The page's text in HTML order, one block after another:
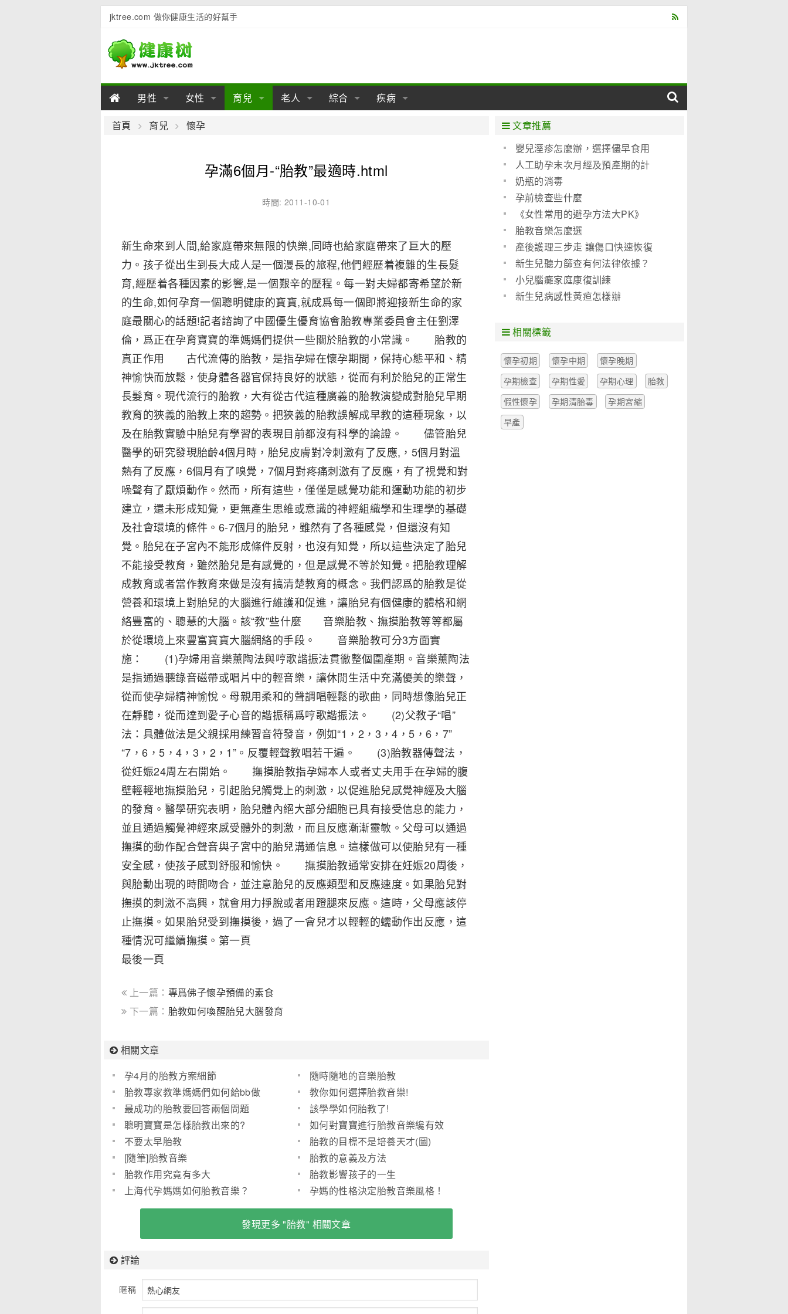
jktree.com 做你健康生活的好幫手
男性
男性陽痿
男性早泄
男性用品 男性疾病
女性
女性乳房
女性飲食
女性生理 女性疾病
育兒
幼兒期
學前期 母嬰用品
老人
老人用品
老人護理
綜合
亞健康
急救自救
疾病
肝病
泌尿科
肛腸科
心血管
內科
首頁 育兒 懷孕
孕滿6個月-“胎教”最適時.html
時間: 2011-10-01
新生命來到人間,給家庭帶來無限的快樂,同時也給家庭帶來了巨大的壓
力。孩子從出生到長大成人是一個漫長的旅程,他們經歷着複雜的生長髮
育,經歷着各種因素的影響,是一個艱辛的歷程。每一對夫婦都寄希望於新
的生命,如何孕育一個聰明健康的寶寶,就成爲每一個即將迎接新生命的家
庭最關心的話題!記者諮詢了中國優生優育協會胎教專業委員會主任劉澤
倫，爲正在孕育寶寶的準媽媽們提供一些關於胎教的小常識。 胎教的
真正作用 古代流傳的胎教，是指孕婦在懷孕期間，保持心態平和、精
神愉快而放鬆，使身體各器官保持良好的狀態，從而有利於胎兒的正常生
長髮育。現代流行的胎教，大有從古代這種廣義的胎教演變成對胎兒早期
教育的狹義的胎教上來的趨勢。把狹義的胎教誤解成早教的這種現象，以
及在胎教實驗中胎兒有學習的表現目前都沒有科學的論證。 儘管胎兒
醫學的研究發現胎齡4個月時，胎兒皮膚對冷刺激有了反應,，5個月對溫
熱有了反應，6個月有了嗅覺，7個月對疼痛刺激有了反應，有了視覺和對
噪聲有了厭煩動作。然而，所有這些，僅僅是感覺功能和運動功能的初步
建立，還未形成知覺，更無產生思維或意識的神經組織學和生理學的基礎
及社會環境的條件。6-7個月的胎兒，雖然有了各種感覺，但還沒有知
覺。胎兒在子宮內不能形成條件反射，也沒有知覺，所以這些決定了胎兒
不能接受教育，雖然胎兒是有感覺的，但是感覺不等於知覺。把胎教理解
成教育或者當作教育來做是沒有搞清楚教育的概念。我們認爲的胎教是從
營養和環境上對胎兒的大腦進行維護和促進，讓胎兒有個健康的體格和網
絡豐富的、聰慧的大腦。該“教”些什麼 音樂胎教、撫摸胎教等等都屬
於從環境上來豐富寶寶大腦網絡的手段。 音樂胎教可分3方面實
施： (1)孕婦用音樂薰陶法與哼歌諧振法貫徹整個圍產期。音樂薰陶法
是指通過聽錄音磁帶或唱片中的輕音樂，讓休閒生活中充滿優美的樂聲，
從而使孕婦精神愉悅。母親用柔和的聲調唱輕鬆的歌曲，同時想像胎兒正
在靜聽，從而達到愛子心音的諧振稱爲哼歌諧振法。 (2)父教子“唱”
法：具體做法是父親採用練習音符發音，例如“1，2，3，4，5，6，7”
“7，6，5，4，3，2，1”。反覆輕聲教唱若干遍。 (3)胎教器傳聲法，
從妊娠24周左右開始。 撫摸胎教指孕婦本人或者丈夫用手在孕婦的腹
壁輕輕地撫摸胎兒，引起胎兒觸覺上的刺激，以促進胎兒感覺神經及大腦
的發育。醫學研究表明，胎兒體內絕大部分細胞已具有接受信息的能力，
並且通過觸覺神經來感受體外的刺激，而且反應漸漸靈敏。父母可以通過
撫摸的動作配合聲音與子宮中的胎兒溝通信息。這樣做可以使胎兒有一種
安全感，使孩子感到舒服和愉快。 撫摸胎教通常安排在妊娠20周後，
與胎動出現的時間吻合，並注意胎兒的反應類型和反應速度。如果胎兒對
撫摸的刺激不高興，就會用力掙脫或者用蹬腿來反應。這時，父母應該停
止撫摸。如果胎兒受到撫摸後，過了一會兒才以輕輕的蠕動作出反應，這
種情況可繼續撫摸。第一頁
最後一頁
上一篇： 專爲佛子懷孕預備的素食
下一篇： 胎教如何喚醒胎兒大腦發育
相關文章
孕4月的胎教方案細節
隨時隨地的音樂胎教
胎教專家教準媽媽們如何給bb做
胎教(圖)
教你如何選擇胎教音樂!
最成功的胎教要回答兩個問題
該學學如何胎教了!
聰明寶寶是怎樣胎教出來的?
如何對寶寶進行胎教音樂纔有效
果？(圖)
不要太早胎教
胎教的目標不是培養天才(圖)
[隨筆]胎教音樂
胎教的意義及方法
胎教作用究竟有多大
胎教影響孩子的一生
上海代孕媽媽如何胎教音樂？
孕媽的性格決定胎教音樂風格！
發現更多 "胎教" 相關文章
評論
暱稱
文章推薦
嬰兒溼疹怎麼辦，選擇儘早食用
聖 元優博
人工助孕末次月經及預產期的計
算方法
奶瓶的消毒
孕前檢查些什麼
《女性常用的避孕方法大PK》
(圖)胎教音樂怎麼選
產後護理三步走 讓傷口快速恢復
新生兒聽力篩查有何法律依據？
小兒腦癱家庭康復訓練
新生兒病感性黃疸怎樣辦
相關標籤
懷孕初期 懷孕中期
懷孕晚期
孕期檢查
孕期性愛 孕期心理
胎教
假性懷孕
孕期清胎毒
孕期宮縮
早產